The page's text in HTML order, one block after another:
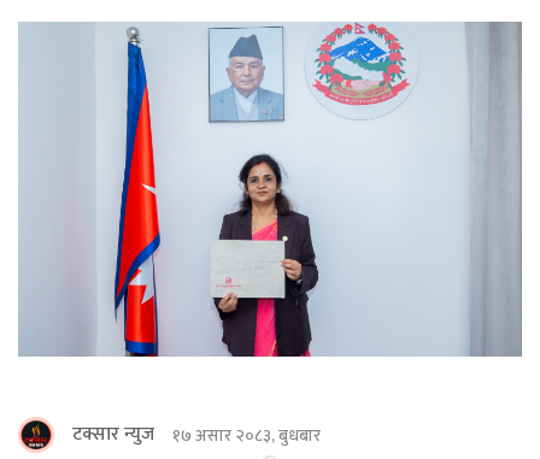
टक्सार न्युज १७ असार २०८३, बुधबार